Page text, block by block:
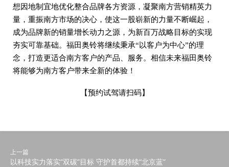
想因地制宜地优化整合品牌各方资源，凝聚南方营销精英力
量，重振南方市场的决心，使这一股崭新的力量不断崛起，
成为品牌新的销量增长动力之源，为新百万战略目标的实现
夯实可靠基础。福田奥铃将继续秉承“以客户为中心”的理
念，打造更适合南方客户的产品、服务。相信未来福田奥铃
将能够为南方客户带来全新的体验！
【预约试驾请扫码】
上一篇
以科技实力落实“双碳”目标 守护首都持续“北京蓝”